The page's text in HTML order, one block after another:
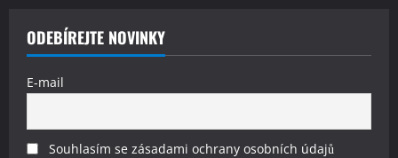
ODEBÍREJTE NOVINKY
E-mail
Souhlasím se zásadami ochrany osobních údajů